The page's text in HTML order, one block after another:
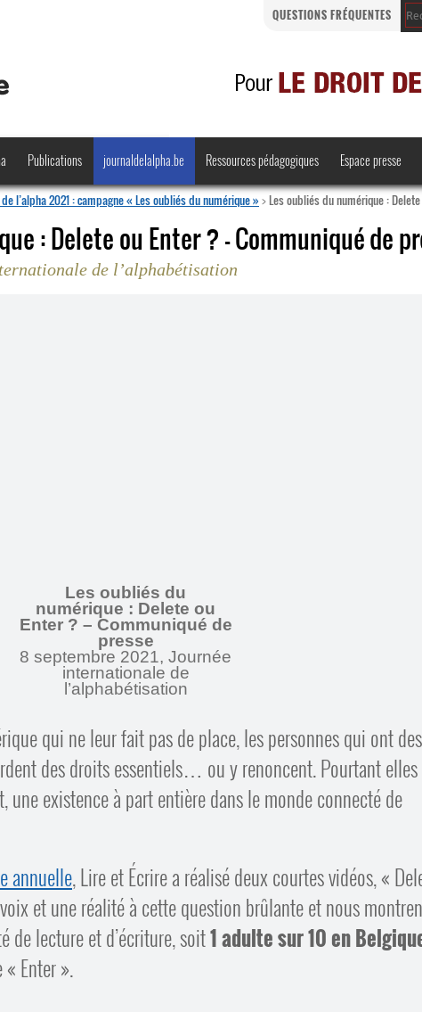
QUESTIONS FRÉQUENTES
Publications journaldelalpha.be Ressources pédagogiques Espace presse
l’alpha 2021 : campagne « Les oubliés du numérique » >Les oubliés du numérique :
: Delete ou Enter ? – Communiqué de
de l’alphabétisation
Les oubliés du
numérique : Delete ou
Enter ? – Communiqué de
presse
8 septembre 2021, Journée
internationale de
l’alphabétisation
qui ne leur fait pas de place, les personnes qui ont des
des droits essentiels… ou y renoncent. Pourtant elles
une existence à part entière dans le monde connecté de
annuelle, Lire et Écrire a réalisé deux courtes vidéos, «
et une réalité à cette question brûlante et nous
de lecture et d’écriture, soit1 adulte sur 10 en
Enter ».